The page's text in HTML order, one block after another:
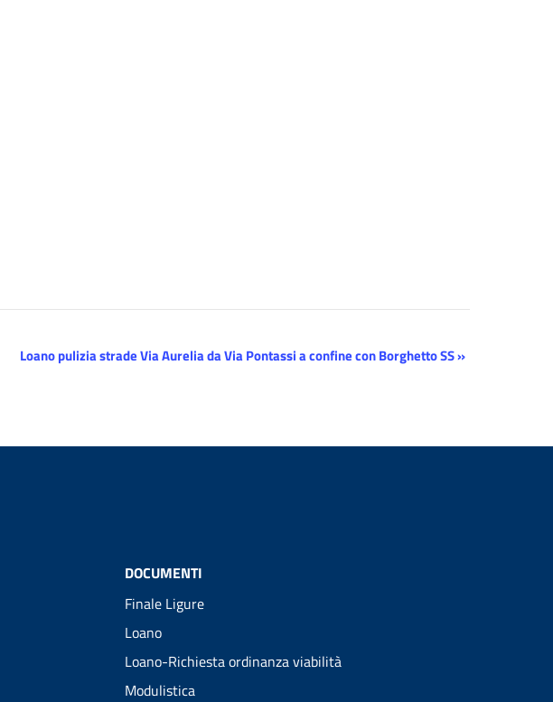
Loano pulizia strade Via Aurelia da Via Pontassi a confine con Borghetto SS»
DOCUMENTI
Finale Ligure
Loano
Loano-Richiesta ordinanza viabilità
Modulistica